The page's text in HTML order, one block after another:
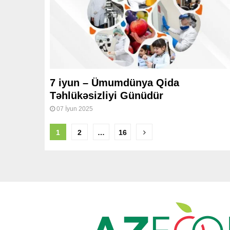
7 iyun – Ümumdünya Qida
Təhlükəsizliyi Günüdür
07 İyun 2025
Posts
1 2 … 16